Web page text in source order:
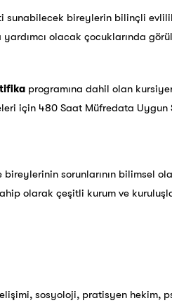
sunabilecek bireylerin bilinçli
olacak çocuklarında
programına dahil olan
için 480 Saat Müfredata
sorunlarının bilimsel
olarak çeşitli kurum ve
sosyoloji, pratisyen hekim,